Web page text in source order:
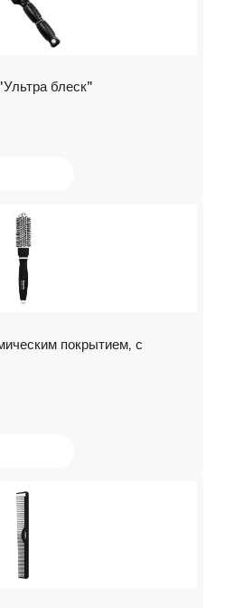
Kapous "Ультра блеск"
покрытием, с